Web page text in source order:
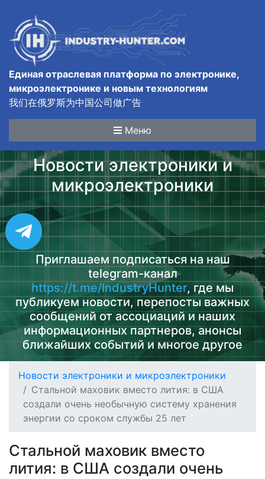
Единая отраслевая платформа по электронике,
микроэлектронике и новым технологиям
我们在俄罗斯为中国公司做广告
Меню
Новости электроники и
микроэлектроники
Приглашаем подписаться на наш
telegram-канал
https://t.me/IndustryHunter, где мы
публикуем новости, перепосты важных
сообщений от ассоциаций и наших
информационных партнеров, анонсы
ближайших событий и многое другое
Новости электроники и микроэлектроники
Стальной маховик вместо лития: в США
создали очень необычную систему хранения
энергии со сроком службы 25 лет
Стальной маховик вместо
лития: в США создали очень